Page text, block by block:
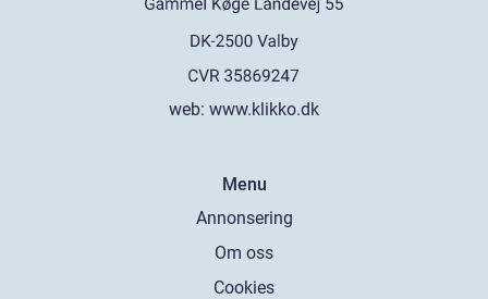
web: www.klikko.dk
Menu
Annonsering
Om oss
Cookies